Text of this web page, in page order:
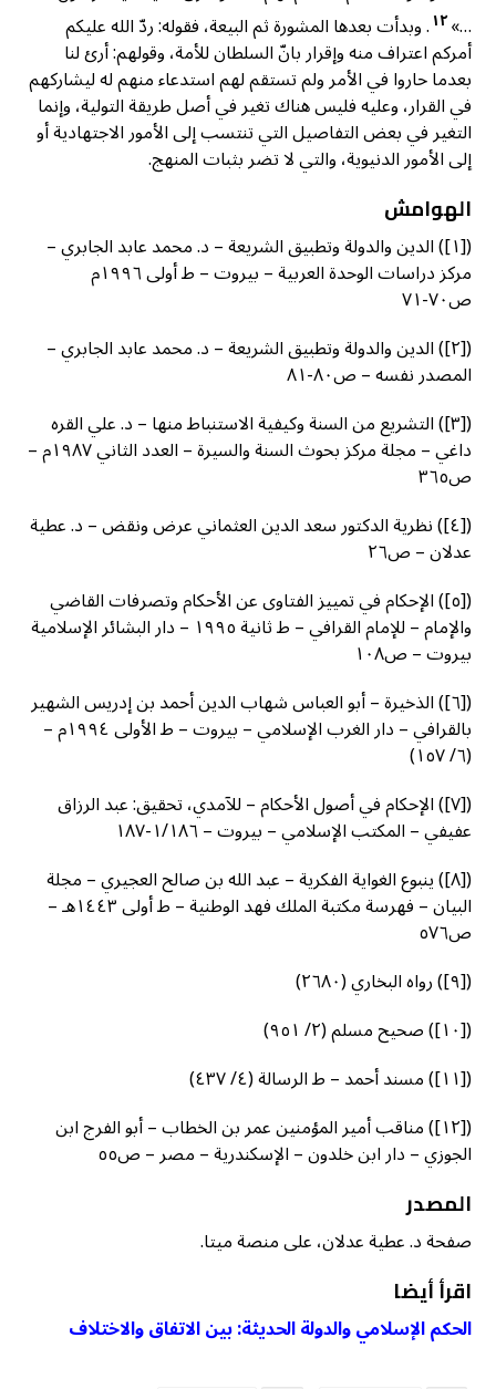
…»١٢. وبدأت بعدها المشورة ثم البيعة، فقوله: ردّ الله عليكم
أمركم اعتراف منه وإقرار بانّ السلطان للأمة، وقولهم: أرئ لنا
بعدما حاروا في الأمر ولم تستقم لهم استدعاء منهم له ليشاركهم
في القرار، وعليه فليس هناك تغير في أصل طريقة التولية، وإنما
التغير في بعض التفاصيل التي تنتسب إلى الأمور الاجتهادية أو
إلى الأمور الدنيوية، والتي لا تضر بثبات المنهج.
الهوامش
([١]) الدين والدولة وتطبيق الشريعة – د. محمد عابد الجابري –
مركز دراسات الوحدة العربية – بيروت – ط أولى ١٩٩٦م
ص٧٠-٧١
([٢]) الدين والدولة وتطبيق الشريعة – د. محمد عابد الجابري –
المصدر نفسه – ص٨٠-٨١
([٣]) التشريع من السنة وكيفية الاستنباط منها – د. علي القره
داغي – مجلة مركز بحوث السنة والسيرة – العدد الثاني ١٩٨٧م –
ص٣٦٥
([٤]) نظرية الدكتور سعد الدين العثماني عرض ونقض – د. عطية
عدلان – ص٢٦
([٥]) الإحكام في تمييز الفتاوى عن الأحكام وتصرفات القاضي
والإمام – للإمام القرافي – ط ثانية ١٩٩٥ – دار البشائر الإسلامية
بيروت – ص١٠٨
([٦]) الذخيرة – أبو العباس شهاب الدين أحمد بن إدريس الشهير
بالقرافي – دار الغرب الإسلامي – بيروت – ط الأولى ١٩٩٤م –
(٦/ ١٥٧)
([٧]) الإحكام في أصول الأحكام – للآمدي، تحقيق: عبد الرزاق
عفيفي – المكتب الإسلامي – بيروت – ١/١٨٦-١٨٧
([٨]) ينبوع الغواية الفكرية – عبد الله بن صالح العجيري – مجلة
البيان – فهرسة مكتبة الملك فهد الوطنية – ط أولى ١٤٤٣هـ –
ص٥٧٦
([٩]) رواه البخاري (٢٦٨٠)
([١٠]) صحيح مسلم (٢/ ٩٥١)
([١١]) مسند أحمد – ط الرسالة (٤/ ٤٣٧)
([١٢]) مناقب أمير المؤمنين عمر بن الخطاب – أبو الفرج ابن
الجوزي – دار ابن خلدون – الإسكندرية – مصر – ص٥٥
المصدر
صفحة د. عطية عدلان، على منصة ميتا.
اقرأ أيضا
الحكم الإسلامي والدولة الحديثة: بين الاتفاق والاختلاف